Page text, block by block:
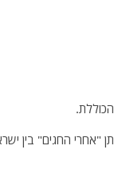
"אחרי החגים" בין